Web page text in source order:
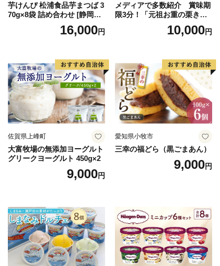
芋けんぴ 松浦食品芋まつば 3
70g×8袋 詰め合わせ [静岡伊
勢丹(松浦食品) 静岡県 吉田町
22424274] 芋ケンピ セット
16,000円
メディアで多数紹介 賞味期
限3分！「元祖お重の栗きん
とんモンブラン」 【未来の
ご褒美】スイーツ 栗 モンブ
子 菓子 F4N-2298
10,000円
佐賀県上峰町
大富牧場の無添加ヨーグルト
グリークヨーグルト 450g×2
9,000円
愛知県小牧市
三幸の福どら（黒ごまあん）
9,000円